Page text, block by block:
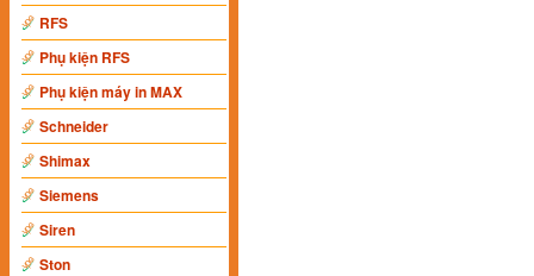
RFS
Phụ kiện RFS
Phụ kiện máy in MAX
Schneider
Shimax
Siemens
Siren
Ston